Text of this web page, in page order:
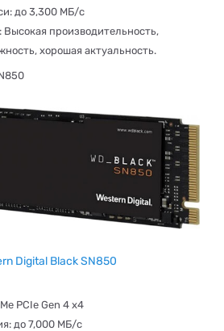
до 3,300 МБ/с
производительность,
хорошая актуальность.
Digital Black SN850
PCIe Gen 4 x4
до 7,000 МБ/с